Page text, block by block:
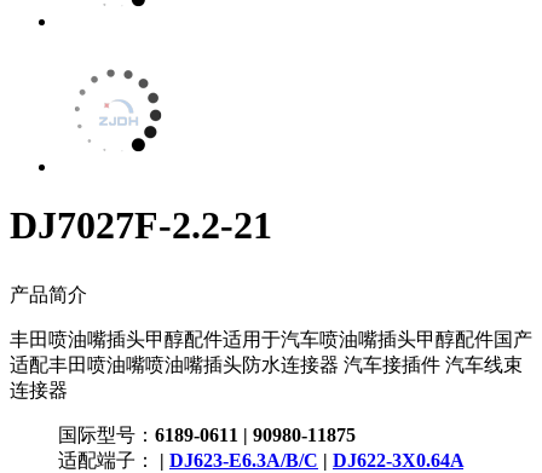
DJ7027F-2.2-21
产品简介
丰田喷油嘴插头甲醇配件适用于汽车喷油嘴插头甲醇配件国产
适配丰田喷油嘴喷油嘴插头防水连接器 汽车接插件 汽车线束
连接器
国际型号： 6189-0611 | 90980-11875
适配端子：
| DJ623-E6.3A/B/C | DJ622-3X0.64A